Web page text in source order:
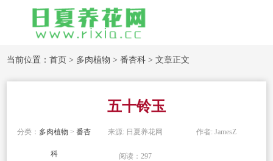
当前位置：首页 > 多肉植物 >番杏科 > 文章正文
五十铃玉
分类： 多肉植物 >番杏
科
来源: 日夏养花网 作者: JamesZ
阅读：297